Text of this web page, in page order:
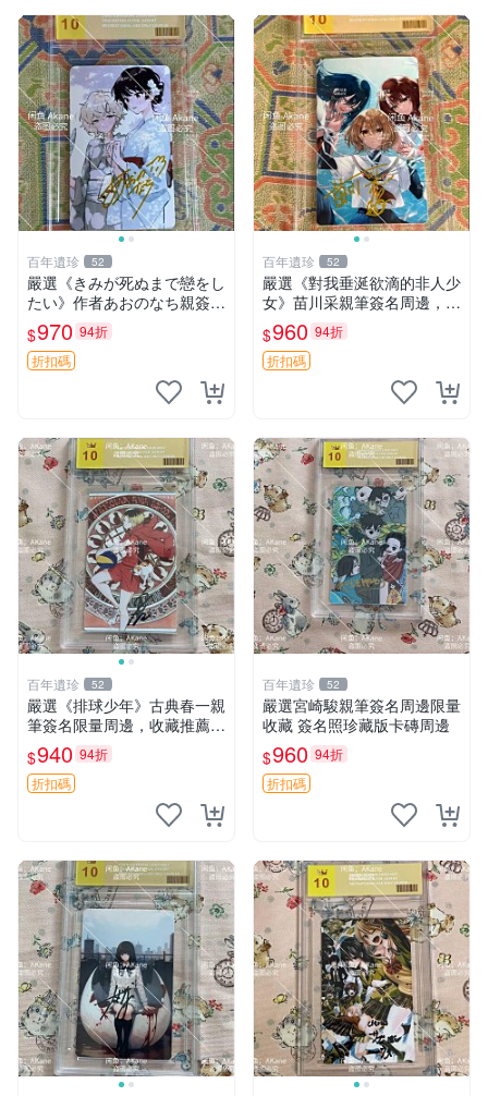
百年遺珍 52
嚴選《きみが死ぬまで戀をし
たい》作者あおのなち親簽周
邊照片，尺寸9×12cm，國外
直供收藏。簽名照推薦 國際
媒體工作室 簽名周邊 きみが
$970 94折
折扣碼
百年遺珍 52
嚴選《對我垂涎欲滴的非人少
女》苗川采親筆簽名周邊，限
量收藏珍品。日版直送，附帶
卡磚。 尺寸：9cm×12cm 收
藏 現代美漫
$960 94折
折扣碼
百年遺珍 52
嚴選《排球少年》古典春一親
筆簽名限量周邊，收藏推薦
漫畫原創角色肖像 現代美工
設計收藏品 周邊相框卡磚
$940 94折
折扣碼
百年遺珍 52
嚴選宮崎駿親筆簽名周邊限量
收藏 簽名照珍藏版卡磚周邊
$960 94折
折扣碼